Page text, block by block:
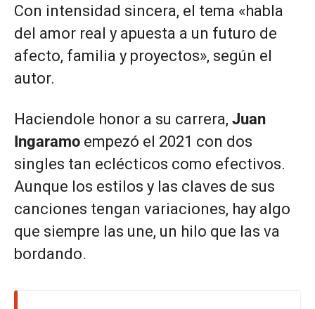
Con intensidad sincera, el tema «habla
del amor real y apuesta a un futuro de
afecto, familia y proyectos», según el
autor.
Haciendole honor a su carrera, Juan
Ingaramo empezó el 2021 con dos
singles tan eclécticos como efectivos.
Aunque los estilos y las claves de sus
canciones tengan variaciones, hay algo
que siempre las une, un hilo que las va
bordando.